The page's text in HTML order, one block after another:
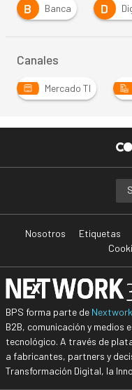
B
Banca D
Canales
Mercado TI
Nosotros Etiquetas
BPS forma parte de
B2B, comunicación y medios
tecnológico. A través de
a fabricantes, partners y
Transformación Digital, la